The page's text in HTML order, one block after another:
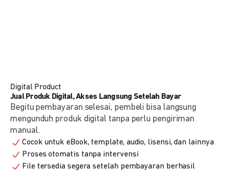
Digital Product
Jual Produk Digital, Akses Langsung Setelah Bayar
Begitu pembayaran selesai, pembeli bisa langsung
mengunduh produk digital tanpa perlu pengiriman
manual.
Cocok untuk eBook, template, audio, lisensi, dan lainnya
Proses otomatis tanpa intervensi
File tersedia segera setelah pembayaran berhasil